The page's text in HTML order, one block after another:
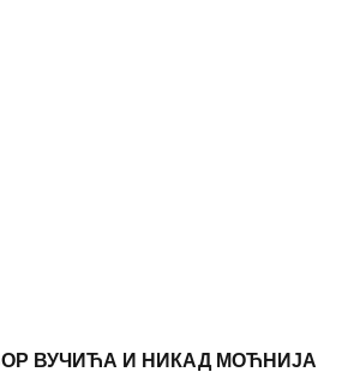
ВУЧИЋА И НИКАД МОЋНИЈА